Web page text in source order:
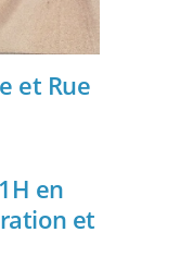
et Rue
en
et